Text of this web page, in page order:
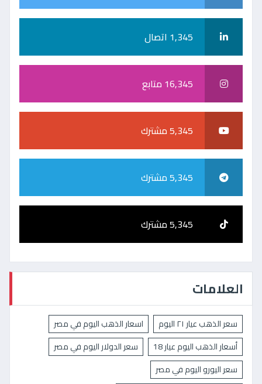
1,345 اتصال
16,345 متابع
5,345 مشترك
5,345 مشترك
5,345 مشترك
العلامات
سعر الذهب عيار ٢١ اليوم
اسعار الذهب اليوم في مصر
أسعار الذهب اليوم عيار 18
سعر الدولار اليوم في مصر
سعر اليورو اليوم في مصر